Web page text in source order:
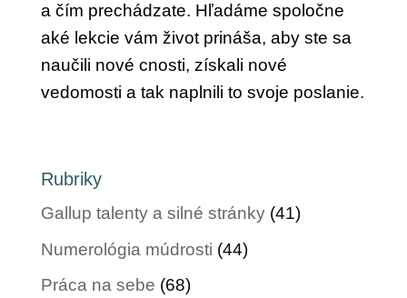
a čím prechádzate. Hľadáme spoločne
aké lekcie vám život prináša, aby ste sa
naučili nové cnosti, získali nové
vedomosti a tak naplnili to svoje poslanie.
Rubriky
Gallup talenty a silné stránky(41)
Numerológia múdrosti (44)
Práca na sebe (68)